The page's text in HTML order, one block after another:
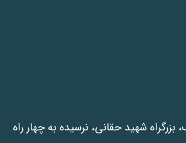
بزرگراه شهید حقانی، نرسیده به چهار راه